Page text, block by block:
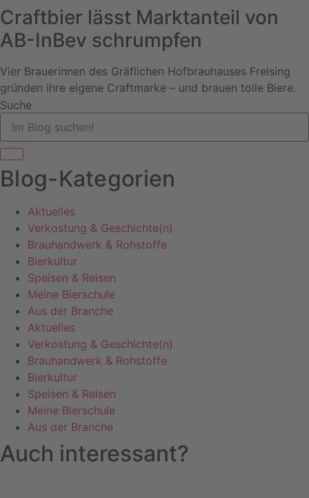
Craftbier lässt Marktanteil von
AB-InBev schrumpfen
Vier Brauerinnen des Gräflichen Hofbrauhauses Freising
gründen ihre eigene Craftmarke – und brauen tolle Biere.
Suche
Blog-Kategorien
Aktuelles
Verkostung & Geschichte(n)
Brauhandwerk & Rohstoffe
Bierkultur
Speisen & Reisen
Meine Bierschule
Aus der Branche
Aktuelles
Verkostung & Geschichte(n)
Brauhandwerk & Rohstoffe
Bierkultur
Speisen & Reisen
Meine Bierschule
Aus der Branche
Auch interessant?